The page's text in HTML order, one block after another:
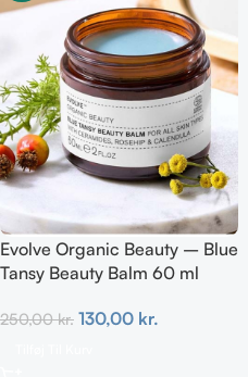
Evolve Organic Beauty – Blue
Tansy Beauty Balm 60 ml
250,00kr. 130,00 kr.